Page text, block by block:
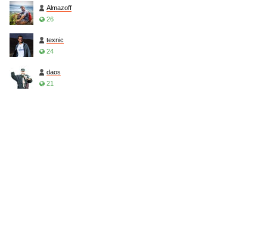
Almazoff
26
texnic
24
daos
21